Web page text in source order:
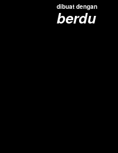
dibuat dengan
berdu